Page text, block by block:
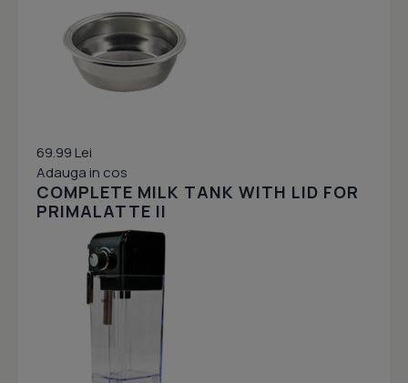
69.99 Lei
Adauga in cos
COMPLETE MILK TANK WITH LID FOR
PRIMALATTE II